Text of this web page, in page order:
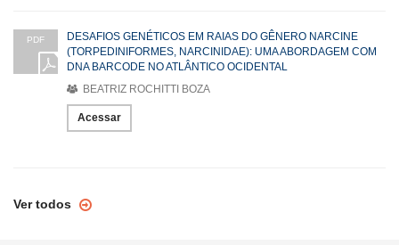
PDF
DESAFIOS GENÉTICOS EM RAIAS DO GÊNERO NARCINE
(TORPEDINIFORMES, NARCINIDAE): UMA ABORDAGEM COM
DNA BARCODE NO ATLÂNTICO OCIDENTAL
BEATRIZ ROCHITTI BOZA
Acessar
Ver todos